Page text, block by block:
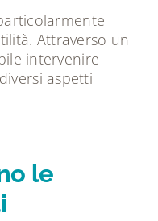
Attraverso un
intervenire
aspetti
le